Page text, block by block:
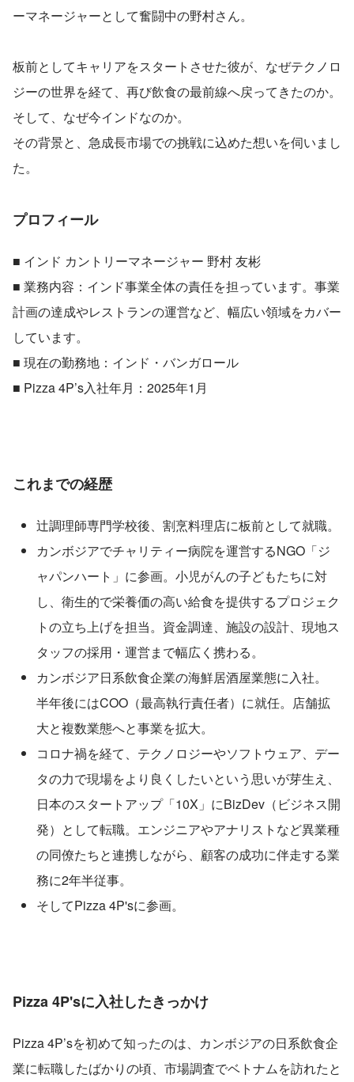
ーマネージャーとして奮闘中の野村さん。
板前としてキャリアをスタートさせた彼が、なぜテクノロ
ジーの世界を経て、再び飲食の最前線へ戻ってきたのか。
そして、なぜ今インドなのか。
その背景と、急成長市場での挑戦に込めた想いを伺いまし
た。
プロフィール
■ インド カントリーマネージャー 野村 友彬
■ 業務内容：インド事業全体の責任を担っています。事業
計画の達成やレストランの運営など、幅広い領域をカバー
しています。
■ 現在の勤務地：インド・バンガロール
■ Pizza 4P’s入社年月：2025年1月
これまでの経歴
辻調理師専門学校後、割烹料理店に板前として就職。
カンボジアでチャリティー病院を運営するNGO「ジ
ャパンハート」に参画。小児がんの子どもたちに対
し、衛生的で栄養価の高い給食を提供するプロジェク
トの立ち上げを担当。資金調達、施設の設計、現地ス
タッフの採用・運営まで幅広く携わる。
カンボジア日系飲食企業の海鮮居酒屋業態に入社。
半年後にはCOO（最高執行責任者）に就任。店舗拡
大と複数業態へと事業を拡大。
コロナ禍を経て、テクノロジーやソフトウェア、デー
タの力で現場をより良くしたいという思いが芽生え、
日本のスタートアップ「10X」にBizDev（ビジネス開
発）として転職。エンジニアやアナリストなど異業種
の同僚たちと連携しながら、顧客の成功に伴走する業
務に2年半従事。
そしてPizza 4P'sに参画。
Pizza 4P'sに入社したきっかけ
Pizza 4P’sを初めて知ったのは、カンボジアの日系飲食企
業に転職したばかりの頃、市場調査でベトナムを訪れたと